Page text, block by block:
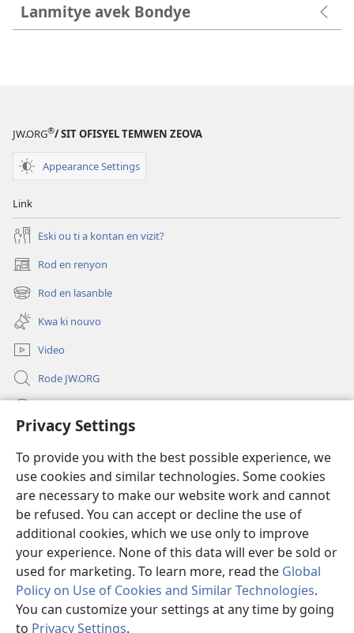
Privacy Settings
To provide you with the best possible experience, we
use cookies and similar technologies. Some cookies
are necessary to make our website work and cannot
be refused. You can accept or decline the use of
additional cookies, which we use only to improve
your experience. None of this data will ever be sold or
used for marketing. To learn more, read the Global
Policy on Use of Cookies and Similar Technologies.
You can customize your settings at any time by going
to Privacy Settings.
Lanmitye avek Bondye
JW.ORG®/ SIT OFISYEL TEMWEN ZEOVA
Appearance Settings
Link
Eski ou ti a kontan en vizit?
Rod en renyon
(opens
new
window)
Rod en lasanble
(opens
new
window)
Kwa ki nouvo
Video
Rode JW.ORG
(opens
window)Watchtower BIBLIOTEK LO ENTERNET
(opens
new
window)JW Hub ®
(opens
new
window)
Copyright© 2026 Watch Tower Bible and Tract Society of Pennsylvania.
REGILASYON LIZAZ